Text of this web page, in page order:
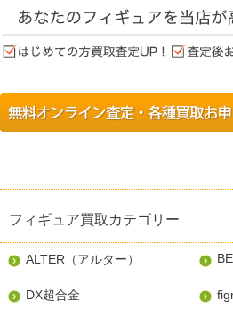
フィギュア買取カテゴリー
ALTER（アルター）
DX超合金